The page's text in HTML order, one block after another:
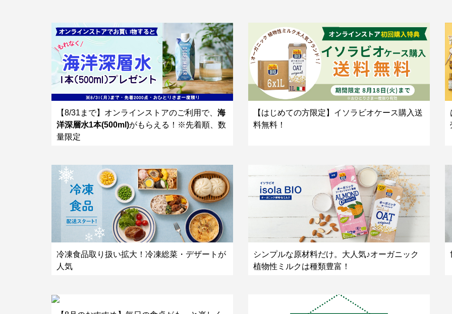
【8/31まで】オンラインストアのご利用で、 海
洋深層水1本(500ml)がもらえる！※先着順、数
量限定
【はじめての方限定】イソラビオケース購入送
料無料！
冷凍食品取り扱い拡大！冷凍総菜・デザートが
人気
シンプルな原材料だけ。大人気♪オーガニック
植物性ミルクは種類豊富！